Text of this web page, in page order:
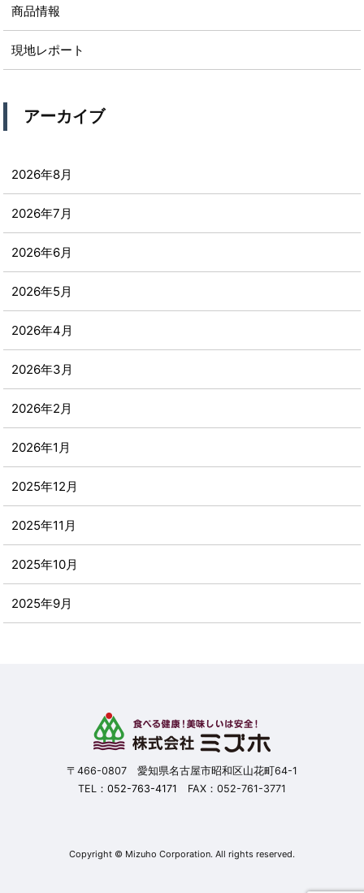
商品情報
現地レポート
アーカイブ
2026年8月
2026年7月
2026年6月
2026年5月
2026年4月
2026年3月
2026年2月
2026年1月
2025年12月
2025年11月
2025年10月
2025年9月
〒466-0807 愛知県名古屋市昭和区山花町64-1
TEL： 052-763-4171 FAX：052-761-3771
Copyright © Mizuho Corporation. All rights reserved.